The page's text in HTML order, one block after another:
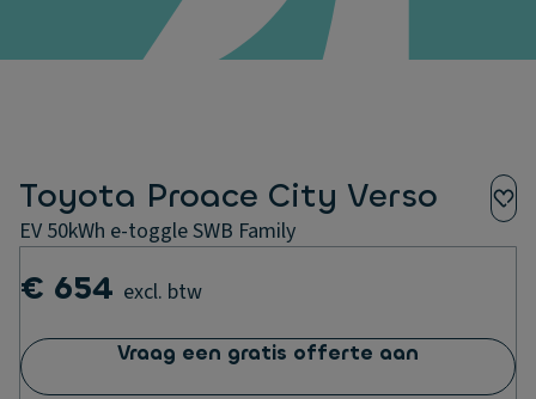
Toyota Proace City Verso
EV 50kWh e-toggle SWB Family
€ 654 excl. btw
Vraag een gratis offerte aan